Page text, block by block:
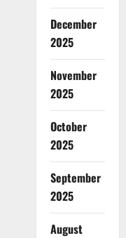
December
2025
November
2025
October
2025
September
2025
August